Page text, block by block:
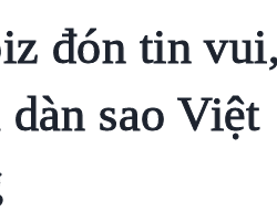
đón tin vui,
sao Việt